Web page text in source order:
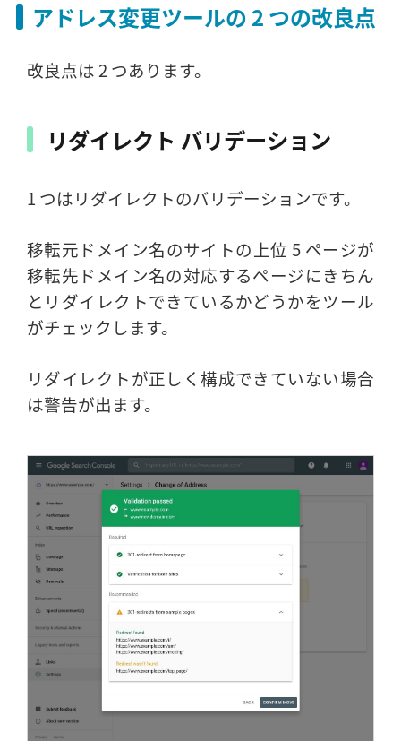
アドレス変更ツールの 2 つの改良点
改良点は 2 つあります。
リダイレクト バリデーション
1 つはリダイレクトのバリデーションです。
移転元ドメイン名のサイトの上位 5 ページが
移転先ドメイン名の対応するページにきちん
とリダイレクトできているかどうかをツール
がチェックします。
リダイレクトが正しく構成できていない場合
は警告が出ます。